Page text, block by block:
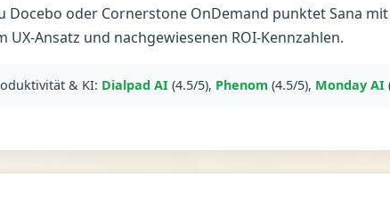
Docebo oder Cornerstone OnDemand punktet Sana
Ansatz und nachgewiesenen ROI-Kennzahlen.
& KI: Dialpad AI(4.5/5), Phenom (4.5/5), Monday AI